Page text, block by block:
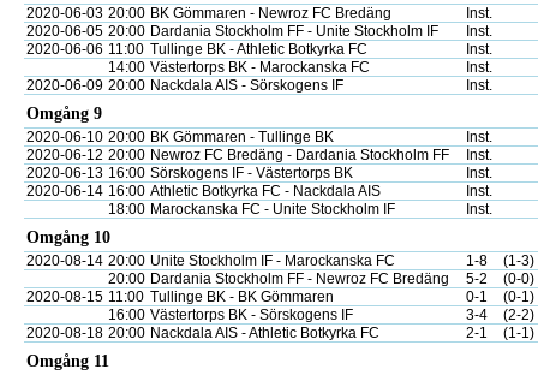
2020-06-03 20:00 BK Gömmaren - Newroz FC Bredäng
Inst.
2020-06-05 20:00 Dardania Stockholm FF - Unite Stockholm IF
Inst.
2020-06-06 11:00 Tullinge BK - Athletic Botkyrka FC
Inst.
14:00 Västertorps BK - Marockanska FC
Inst.
2020-06-09 20:00 Nackdala AIS - Sörskogens IF Inst.
Omgång 9
2020-06-10 20:00 BK Gömmaren - Tullinge BK
Inst.
2020-06-12 20:00 Newroz FC Bredäng - Dardania Stockholm FF
Inst.
2020-06-13 16:00 Sörskogens IF - Västertorps BK
Inst.
2020-06-14 16:00 Athletic Botkyrka FC - Nackdala AIS
Inst.
18:00 Marockanska FC - Unite Stockholm IF Inst.
Omgång 10
2020-08-14 20:00 Unite Stockholm IF - Marockanska FC 1-8
(1-3)
20:00 Dardania Stockholm FF - Newroz FC Bredäng 5-2
(0-0)
2020-08-15 11:00 Tullinge BK - BK Gömmaren 0-1
(0-1)
16:00 Västertorps BK - Sörskogens IF 3-4
(2-2)
2020-08-18 20:00 Nackdala AIS - Athletic Botkyrka FC 2-1 (1-1)
Omgång 11